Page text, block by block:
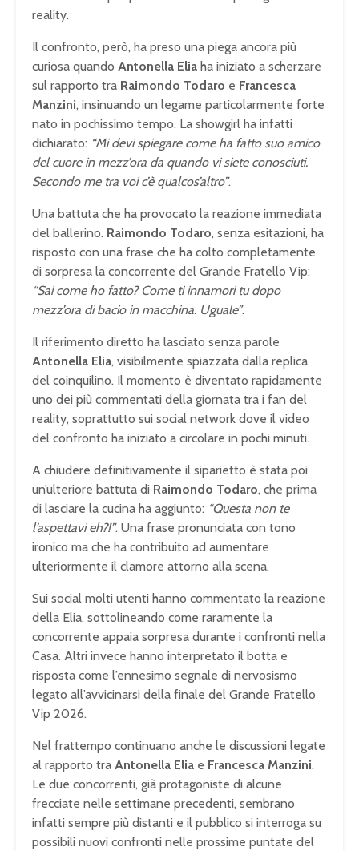
reality.
Il confronto, però, ha preso una piega ancora più
curiosa quando Antonella Elia ha iniziato a scherzare
sul rapporto tra Raimondo Todaro e Francesca
Manzini, insinuando un legame particolarmente forte
nato in pochissimo tempo. La showgirl ha infatti
dichiarato: “Mi devi spiegare come ha fatto suo amico
del cuore in mezz’ora da quando vi siete conosciuti.
Secondo me tra voi c’è qualcos’altro”.
Una battuta che ha provocato la reazione immediata
del ballerino. Raimondo Todaro, senza esitazioni, ha
risposto con una frase che ha colto completamente
di sorpresa la concorrente del Grande Fratello Vip:
“Sai come ho fatto? Come ti innamori tu dopo
mezz’ora di bacio in macchina. Uguale”.
Il riferimento diretto ha lasciato senza parole
Antonella Elia, visibilmente spiazzata dalla replica
del coinquilino. Il momento è diventato rapidamente
uno dei più commentati della giornata tra i fan del
reality, soprattutto sui social network dove il video
del confronto ha iniziato a circolare in pochi minuti.
A chiudere definitivamente il siparietto è stata poi
un’ulteriore battuta di Raimondo Todaro, che prima
di lasciare la cucina ha aggiunto: “Questa non te
l’aspettavi eh?!”. Una frase pronunciata con tono
ironico ma che ha contribuito ad aumentare
ulteriormente il clamore attorno alla scena.
Sui social molti utenti hanno commentato la reazione
della Elia, sottolineando come raramente la
concorrente appaia sorpresa durante i confronti nella
Casa. Altri invece hanno interpretato il botta e
risposta come l’ennesimo segnale di nervosismo
legato all’avvicinarsi della finale del Grande Fratello
Vip 2026.
Nel frattempo continuano anche le discussioni legate
al rapporto tra Antonella Elia e Francesca Manzini.
Le due concorrenti, già protagoniste di alcune
frecciate nelle settimane precedenti, sembrano
infatti sempre più distanti e il pubblico si interroga su
possibili nuovi confronti nelle prossime puntate del